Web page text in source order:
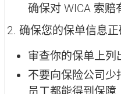
确保对 WICA 索赔
确保您的保单信息正
审查你的保单上列
不要向保险公司少
员工都能得到保障